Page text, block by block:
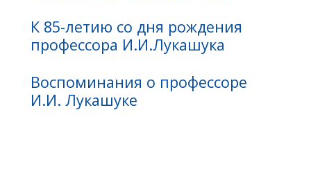
К 85-летию со дня рождения
профессора И.И.Лукашука
Воспоминания о профессоре
И.И. Лукашуке